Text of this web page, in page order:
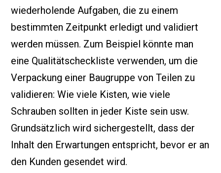
wiederholende Aufgaben, die zu einem
bestimmten Zeitpunkt erledigt und validiert
werden müssen. Zum Beispiel könnte man
eine Qualitätscheckliste verwenden, um die
Verpackung einer Baugruppe von Teilen zu
validieren: Wie viele Kisten, wie viele
Schrauben sollten in jeder Kiste sein usw.
Grundsätzlich wird sichergestellt, dass der
Inhalt den Erwartungen entspricht, bevor er an
den Kunden gesendet wird.